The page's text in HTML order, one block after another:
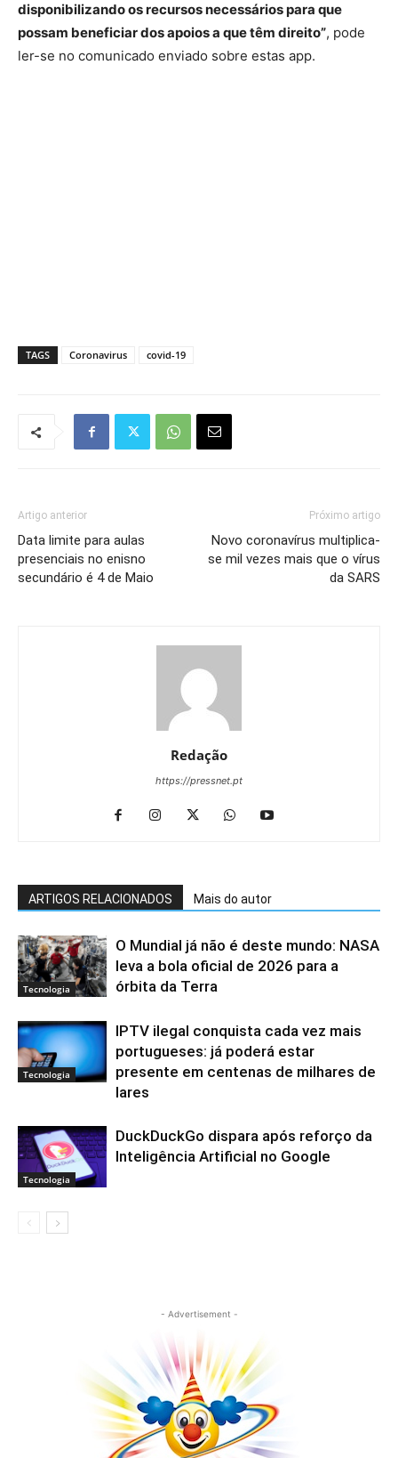
disponibilizando os recursos necessários para que
possam beneficiar dos apoios a que têm direito”, pode
ler-se no comunicado enviado sobre estas app.
TAGS Coronavirus covid-19
Artigo anterior
Data limite para aulas
presenciais no enisno
secundário é 4 de Maio
Próximo artigo
Novo coronavírus multiplica-
se mil vezes mais que o vírus
da SARS
Redação
https://pressnet.pt
ARTIGOS RELACIONADOS Mais do autor
Tecnologia
O Mundial já não é deste mundo: NASA
leva a bola oficial de 2026 para a
órbita da Terra
Tecnologia
IPTV ilegal conquista cada vez mais
portugueses: já poderá estar
presente em centenas de milhares de
lares
Tecnologia
DuckDuckGo dispara após reforço da
Inteligência Artificial no Google
- Advertisement -